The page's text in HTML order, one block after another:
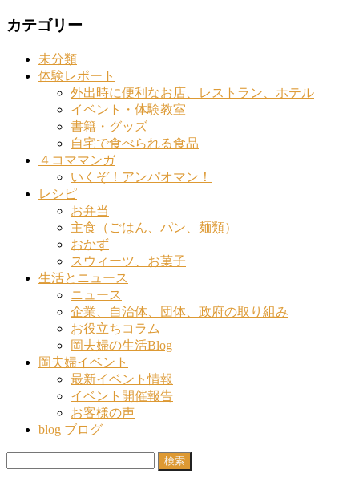
カテゴリー
未分類
体験レポート
外出時に便利なお店、レストラン、ホテル
イベント・体験教室
書籍・グッズ
自宅で食べられる食品
４コママンガ
いくぞ！アンパオマン！
レシピ
お弁当
主食（ごはん、パン、麺類）
おかず
スウィーツ、お菓子
生活とニュース
ニュース
企業、自治体、団体、政府の取り組み
お役立ちコラム
岡夫婦の生活Blog
岡夫婦イベント
最新イベント情報
イベント開催報告
お客様の声
blog ブログ